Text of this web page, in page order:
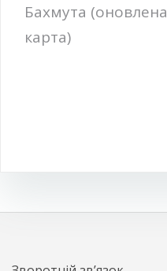
Бахмута (оновлена
карта)